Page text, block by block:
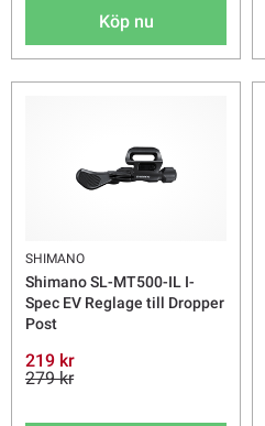
Köp nu
SHIMANO
Shimano SL-MT500-IL I-
Spec EV Reglage till Dropper
Post
219 kr
279 kr